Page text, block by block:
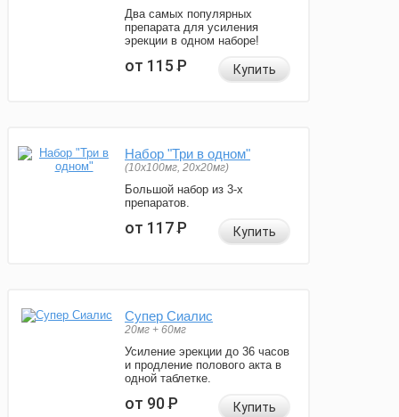
Два самых популярных
препарата для усиления
эрекции в одном наборе!
от 115Р Купить
Набор "Три в одном"
(10x100мг, 20x20мг)
Большой набор из 3-х
препаратов.
от 117Р Купить
Супер Сиалис
20мг + 60мг
Усиление эрекции до 36 часов
и продление полового акта в
одной таблетке.
от 90Р Купить